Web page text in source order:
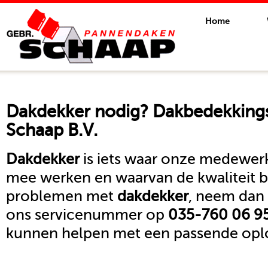
Home
Dakdekkernodig?
Schaap B.V.
Dakdekkeris iets waar onze
mee werken en waarvan de kwaliteit
problemen met dakdekker, neem
ons servicenummer op 035-760 06
kunnen helpen met een passende